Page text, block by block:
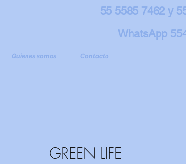
55 5585 7462 y
WhatsApp
Quienes somos Contacto
GREEN LIFE